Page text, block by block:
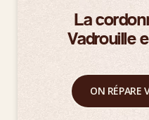
La
Vadrouille
ON RÉPARE